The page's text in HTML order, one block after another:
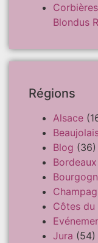
Blondus
Régions
Alsace
Blog (36)
Bordeaux
Côtes du
Jura (54)